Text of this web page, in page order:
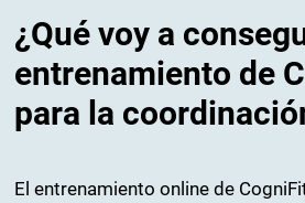
¿Qué voy a
entrenamiento de
para la
El entrenamiento online de